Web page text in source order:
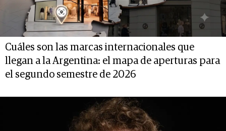
Cuáles son las marcas internacionales que
llegan a la Argentina: el mapa de aperturas para
el segundo semestre de 2026